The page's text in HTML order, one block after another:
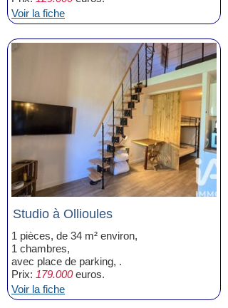
Voir la fiche
Studio à Ollioules
1 pièces, de 34 m² environ,
1 chambres,
avec place de parking, .
Prix: 179.000euros.
Voir la fiche